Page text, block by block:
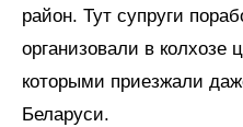
район. Тут супруги
организовали в колхозе
которыми приезжали
Беларуси.